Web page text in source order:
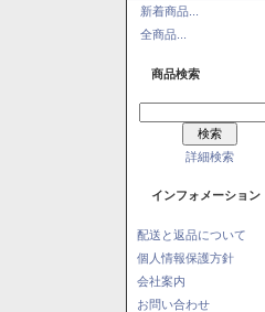
新着商品...
全商品...
商品検索
詳細検索
インフォメーション
配送と返品について
個人情報保護方針
会社案内
お問い合わせ